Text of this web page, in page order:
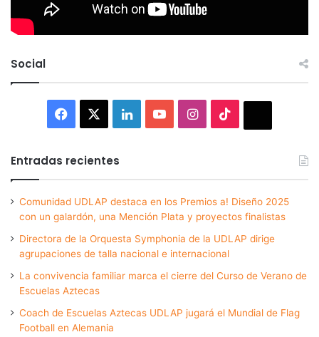
Social
Facebook LinkedInYouTubeInstagram
Entradas recientes
Comunidad UDLAP destaca en los Premios a! Diseño 2025
con un galardón, una Mención Plata y proyectos finalistas
Directora de la Orquesta Symphonia de la UDLAP dirige
agrupaciones de talla nacional e internacional
La convivencia familiar marca el cierre del Curso de Verano de
Escuelas Aztecas
Coach de Escuelas Aztecas UDLAP jugará el Mundial de Flag
Football en Alemania